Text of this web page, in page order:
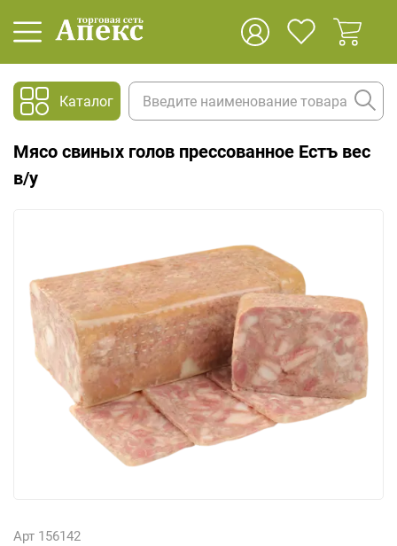
Каталог
Мясо свиных голов прессованное Естъ вес
в/у
Арт 156142